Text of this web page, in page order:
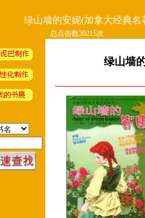
绿山墙的安妮(加拿大经典名
总点击数30215次
绿山墙